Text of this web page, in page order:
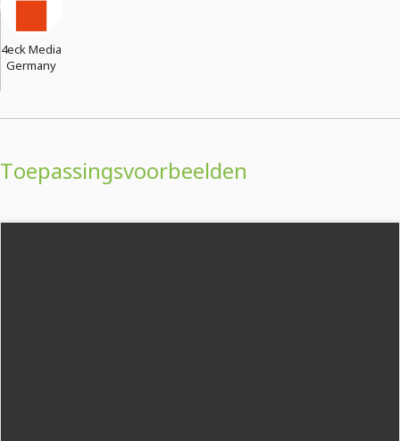
4eck Media
Germany
Toepassingsvoorbeelden